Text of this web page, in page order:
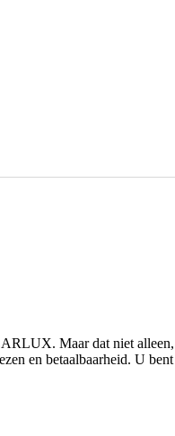
Maar dat niet
en betaalbaarheid. U